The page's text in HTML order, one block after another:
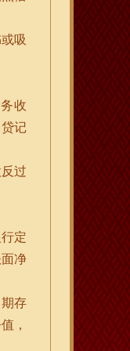
吸
收
记
过
定
净
存
，